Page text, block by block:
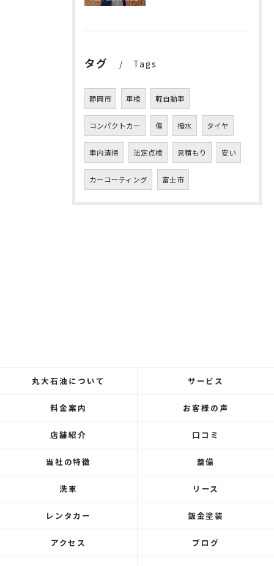
タグ Tags
静岡市 車検 軽自動車
コンパクトカー 傷 撥水 タイヤ
車内清掃 法定点検 見積もり 安い
カーコーティング 富士市
丸大石油について サービス
料金案内 お客様の声
店舗紹介 口コミ
当社の特徴 整備
洗車 リース
レンタカー 鈑金塗装
アクセス ブログ